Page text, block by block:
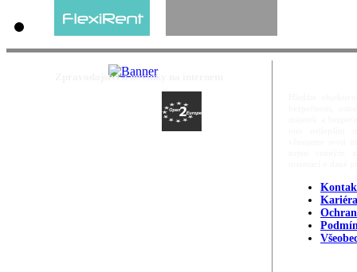
Zpravodajství a novinky na internetu
Kariéra